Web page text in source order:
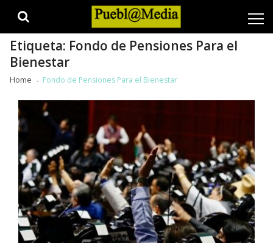
Etiqueta: Fondo de Pensiones Para el
Bienestar
Home Fondo de Pensiones Para el Bienestar